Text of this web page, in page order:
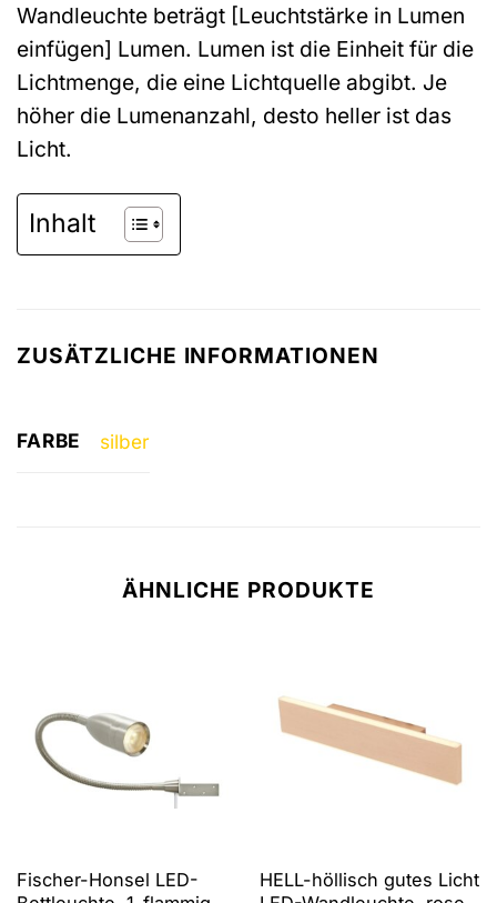
Wandleuchte beträgt [Leuchtstärke in Lumen
einfügen] Lumen. Lumen ist die Einheit für die
Lichtmenge, die eine Lichtquelle abgibt. Je
höher die Lumenanzahl, desto heller ist das
Licht.
Inhalt
ZUSÄTZLICHE INFORMATIONEN
FARBE silber
ÄHNLICHE PRODUKTE
Fischer-Honsel LED-
HELL-höllisch gutes Licht